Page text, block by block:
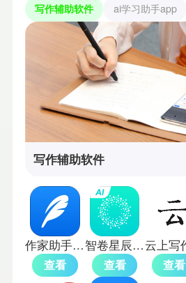
写作辅助软件 ai学习助手app
写作辅助软件
作家助手手机版
查看
智卷星辰app
查看 查看